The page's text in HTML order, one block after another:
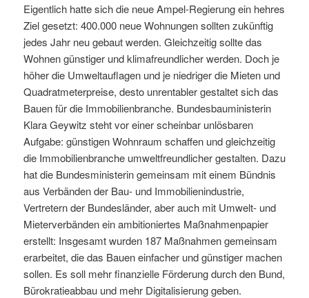
Eigentlich hatte sich die neue Ampel-Regierung ein hehres
Ziel gesetzt: 400.000 neue Wohnungen sollten zukünftig
jedes Jahr neu gebaut werden. Gleichzeitig sollte das
Wohnen günstiger und klimafreundlicher werden. Doch je
höher die Umweltauflagen und je niedriger die Mieten und
Quadratmeterpreise, desto unrentabler gestaltet sich das
Bauen für die Immobilienbranche. Bundesbauministerin
Klara Geywitz steht vor einer scheinbar unlösbaren
Aufgabe: günstigen Wohnraum schaffen und gleichzeitig
die Immobilienbranche umweltfreundlicher gestalten. Dazu
hat die Bundesministerin gemeinsam mit einem Bündnis
aus Verbänden der Bau- und Immobilienindustrie,
Vertretern der Bundesländer, aber auch mit Umwelt- und
Mieterverbänden ein ambitioniertes Maßnahmenpapier
erstellt: Insgesamt wurden 187 Maßnahmen gemeinsam
erarbeitet, die das Bauen einfacher und günstiger machen
sollen. Es soll mehr finanzielle Förderung durch den Bund,
Bürokratieabbau und mehr Digitalisierung geben.